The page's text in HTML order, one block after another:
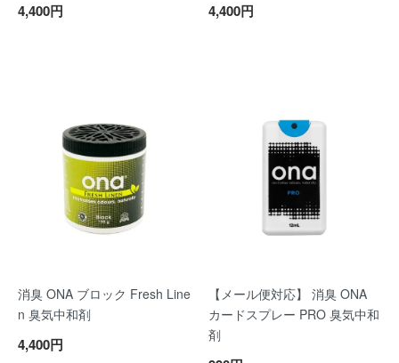
4,400円 4,400円
消臭 ONA ブロック Fresh Line
n 臭気中和剤
4,400円
【メール便対応】 消臭 ONA
カードスプレー PRO 臭気中和
剤